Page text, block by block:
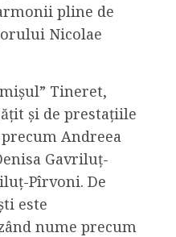
pline de
Nicolae
Tineret,
și de prestațiile
Andreea
Gavriluț-
Pîrvoni. De
este
nume precum